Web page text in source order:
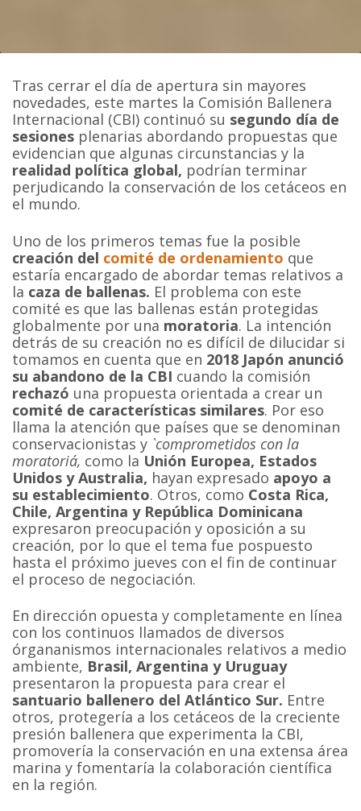
Tras cerrar el día de apertura sin mayores
novedades, este martes la Comisión Ballenera
Internacional (CBI) continuó su segundo día de
sesiones plenarias abordando propuestas que
evidencian que algunas circunstancias y la
realidad política global, podrían terminar
perjudicando la conservación de los cetáceos en
el mundo.
Uno de los primeros temas fue la posible
creación del comité de ordenamiento que
estaría encargado de abordar temas relativos a
la caza de ballenas. El problema con este
comité es que las ballenas están protegidas
globalmente por una moratoria. La intención
detrás de su creación no es difícil de dilucidar si
tomamos en cuenta que en 2018 Japón anunció
su abandono de la CBI cuando la comisión
rechazó una propuesta orientada a crear un
comité de características similares. Por eso
llama la atención que países que se denominan
conservacionistas y `comprometidos con la
moratoria´, como la Unión Europea, Estados
Unidos y Australia, hayan expresado apoyo a
su establecimiento. Otros, como Costa Rica,
Chile, Argentina y República Dominicana
expresaron preocupación y oposición a su
creación, por lo que el tema fue pospuesto
hasta el próximo jueves con el fin de continuar
el proceso de negociación.
En dirección opuesta y completamente en línea
con los continuos llamados de diversos
órgananismos internacionales relativos a medio
ambiente, Brasil, Argentina y Uruguay
presentaron la propuesta para crear el
santuario ballenero del Atlántico Sur. Entre
otros, protegería a los cetáceos de la creciente
presión ballenera que experimenta la CBI,
promovería la conservación en una extensa área
marina y fomentaría la colaboración científica
en la región.